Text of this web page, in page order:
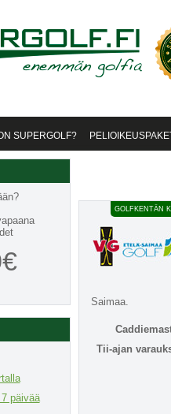
SUPERGOLF?
päivää
GOLFKENTÄN
Saimaa.
Tii-ajan